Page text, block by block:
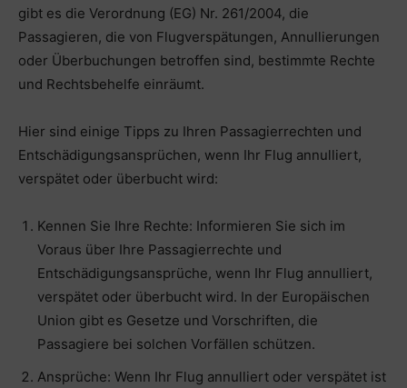
gibt es die Verordnung (EG) Nr. 261/2004, die
Passagieren, die von Flugverspätungen, Annullierungen
oder Überbuchungen betroffen sind, bestimmte Rechte
und Rechtsbehelfe einräumt.
Hier sind einige Tipps zu Ihren Passagierrechten und
Entschädigungsansprüchen, wenn Ihr Flug annulliert,
verspätet oder überbucht wird:
Kennen Sie Ihre Rechte: Informieren Sie sich im
Voraus über Ihre Passagierrechte und
Entschädigungsansprüche, wenn Ihr Flug annulliert,
verspätet oder überbucht wird. In der Europäischen
Union gibt es Gesetze und Vorschriften, die
Passagiere bei solchen Vorfällen schützen.
Ansprüche: Wenn Ihr Flug annulliert oder verspätet ist